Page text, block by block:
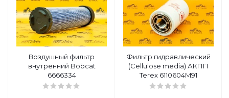
Воздушный фильтр
внутренний Bobcat
6666334
Фильтр гидравлический
(Cellulose media) АКПП
Terex 6110604M91